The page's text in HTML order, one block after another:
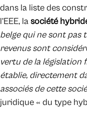
dans la liste des
l’EEE, lasociété
belge qui ne sont pas
revenus sont
vertu de la législation
établie, directement
associés de cette
juridique « du type